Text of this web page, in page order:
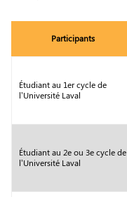
Participants
Étudiant au 1er cycle de
l’Université Laval
Étudiant au 2e ou 3e cycle de
l’Université Laval